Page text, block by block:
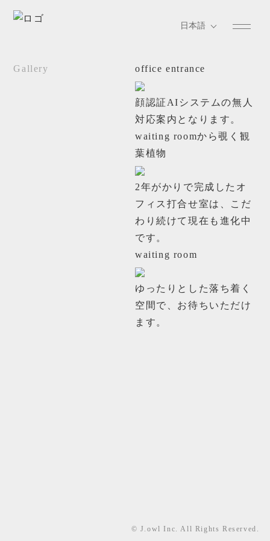
Gallery office entrance
顔認証AIシステムの無人
対応案内となります。
waiting roomから覗く観
葉植物
2年がかりで完成したオ
フィス打合せ室は、こだ
わり続けて現在も進化中
です。
waiting room
ゆったりとした落ち着く
空間で、お待ちいただけ
ます。
© J.owl Inc. All Rights Reserved.